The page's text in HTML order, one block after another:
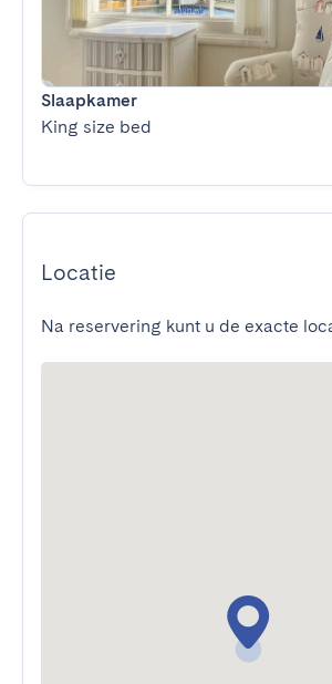
Slaapkamer
King size bed
Locatie
Na reservering kunt u de exacte